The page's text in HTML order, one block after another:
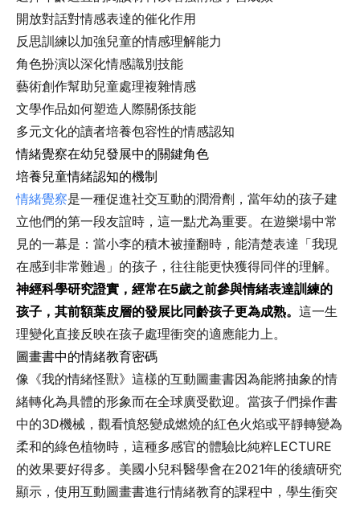
開放對話對情感表達的催化作用
反思訓練以加強兒童的情感理解能力
角色扮演以深化情感識別技能
藝術創作幫助兒童處理複雜情感
文學作品如何塑造人際關係技能
多元文化的讀者培養包容性的情感認知
情緒覺察在幼兒發展中的關鍵角色
培養兒童情緒認知的機制
情緒覺察是一種促進社交互動的潤滑劑，當年幼的孩子建
立他們的第一段友誼時，這一點尤為重要。在遊樂場中常
見的一幕是：當小李的積木被撞翻時，能清楚表達「我現
在感到非常難過」的孩子，往往能更快獲得同伴的理解。
神經科學研究證實，經常在5歲之前參與情緒表達訓練的
孩子，其前額葉皮層的發展比同齡孩子更為成熟。 這一生
理變化直接反映在孩子處理衝突的適應能力上。
圖畫書中的情緒教育密碼
像《我的情緒怪獸》這樣的互動圖畫書因為能將抽象的情
緒轉化為具體的形象而在全球廣受歡迎。當孩子們操作書
中的3D機械，觀看憤怒變成燃燒的紅色火焰或平靜轉變為
柔和的綠色植物時，這種多感官的體驗比純粹LECTURE
的效果要好得多。美國小兒科醫學會在2021年的後續研究
顯示，使用互動圖畫書進行情緒教育的課程中，學生衝突